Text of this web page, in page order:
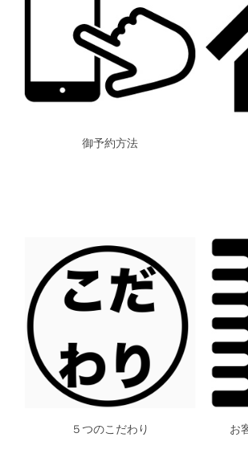
御予約方法
５つのこだわり お